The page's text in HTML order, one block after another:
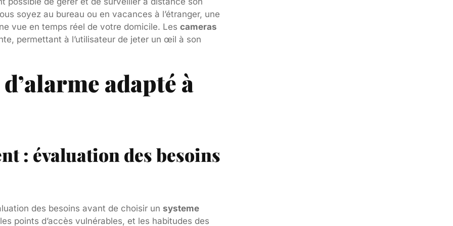
soyez au bureau ou en vacances à l’étranger, une
vue en temps réel de votre domicile. Les cameras
permettant à l’utilisateur de jeter un œil à son
adapté à
: évaluation des besoins
des besoins avant de choisir un systeme
points d’accès vulnérables, et les habitudes des